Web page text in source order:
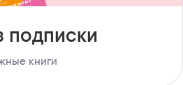
подписки
книги